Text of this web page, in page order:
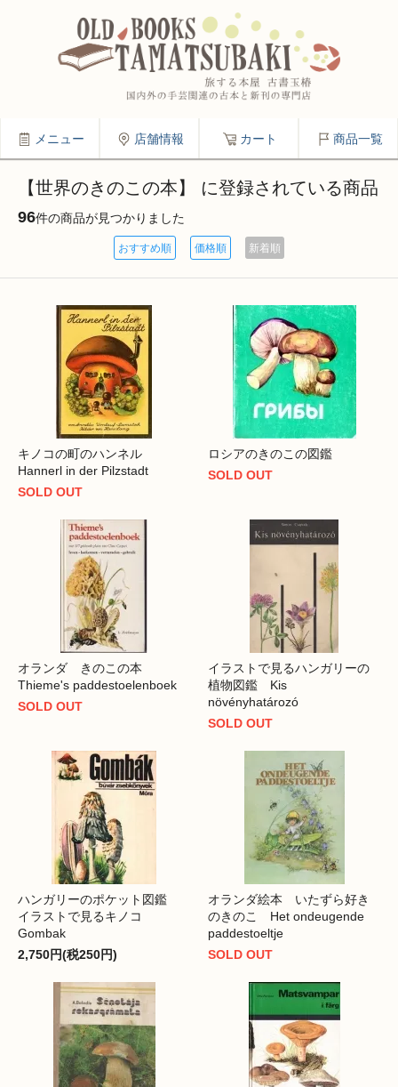
メニュー 店舗情報 カート 商品一覧
【世界のきのこの本】 に登録されている商品
96件の商品が見つかりました
おすすめ順 価格順 新着順
キノコの町のハンネル
Hannerl in der Pilzstadt
SOLD OUT
ロシアのきのこの図鑑
SOLD OUT
オランダ きのこの本
Thieme's paddestoelenboek
SOLD OUT
イラストで見るハンガリーの
植物図鑑 Kis
növényhatározó
SOLD OUT
ハンガリーのポケット図鑑
イラストで見るキノコ
Gombak
2,750円(税250円)
オランダ絵本 いたずら好き
のきのこ Het ondeugende
paddestoeltje
SOLD OUT